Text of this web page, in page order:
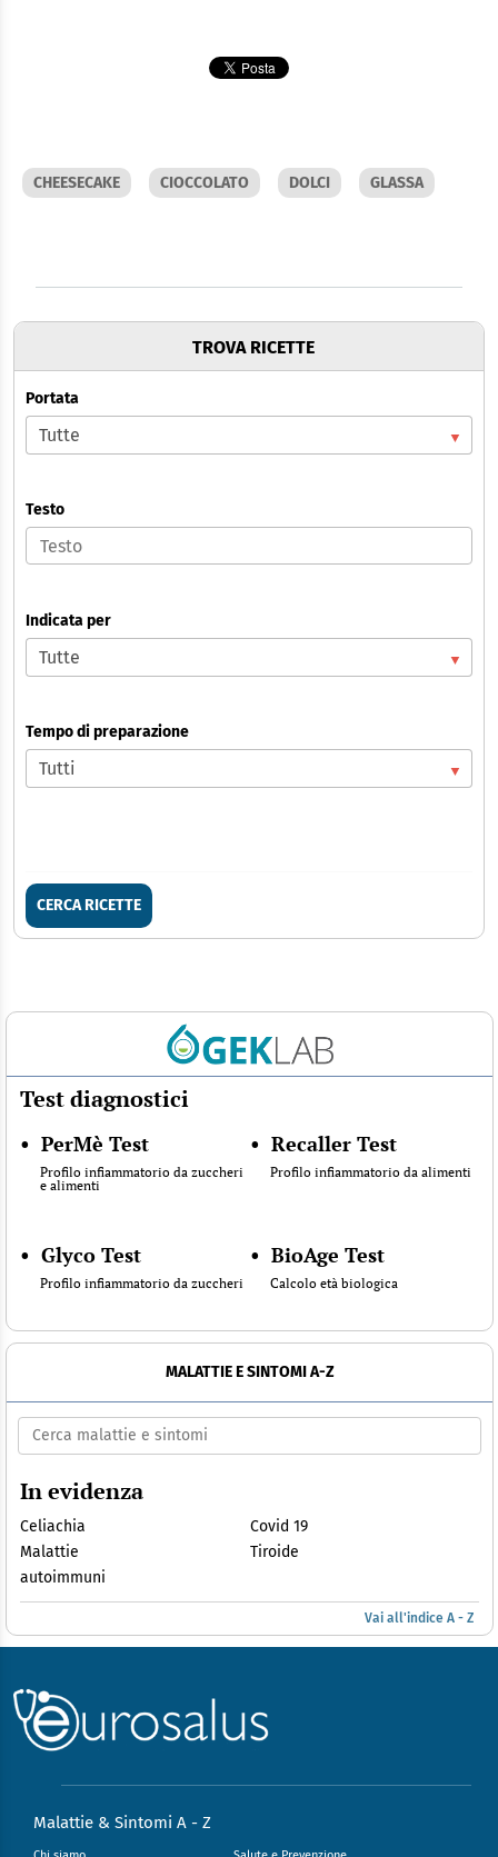
CHEESECAKE CIOCCOLATO DOLCI GLASSA
TROVA RICETTE
Portata
Testo
Indicata per
Tempo di preparazione
CERCA RICETTE
Test diagnostici
• PerMè Test
Profilo infiammatorio da zuccheri
e alimenti
• Recaller Test
Profilo infiammatorio da alimenti
• Glyco Test
Profilo infiammatorio da zuccheri
• BioAge Test
Calcolo età biologica
MALATTIE E SINTOMI A-Z
In evidenza
Celiachia
Covid 19
Malattie
autoimmuni
Tiroide
Vai all'indice A - Z
Malattie & Sintomi A - Z